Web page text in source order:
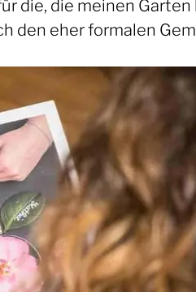
die, die meinen
den eher formalen